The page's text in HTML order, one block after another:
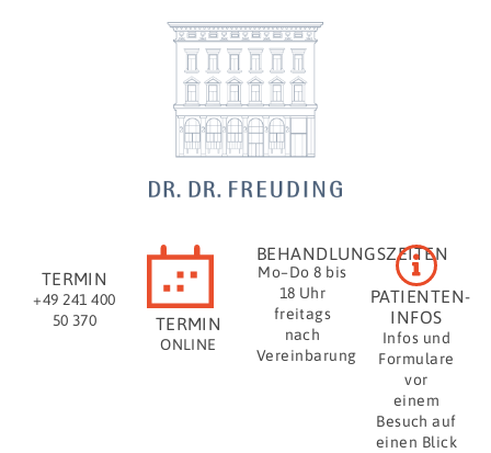
TERMIN
+49 241 400
50 370
TERMIN
ONLINE
BEHANDLUNGSZEITEN
Mo–Do 8 bis
18 Uhr
freitags
nach
Vereinbarung
PATIENTEN-
INFOS
Infos und
Formulare
vor
einem
Besuch auf
einen Blick